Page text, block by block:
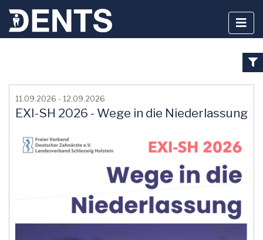
springen
11.09.2026 - 12.09.2026
EXI-SH 2026 - Wege in die Niederlassung